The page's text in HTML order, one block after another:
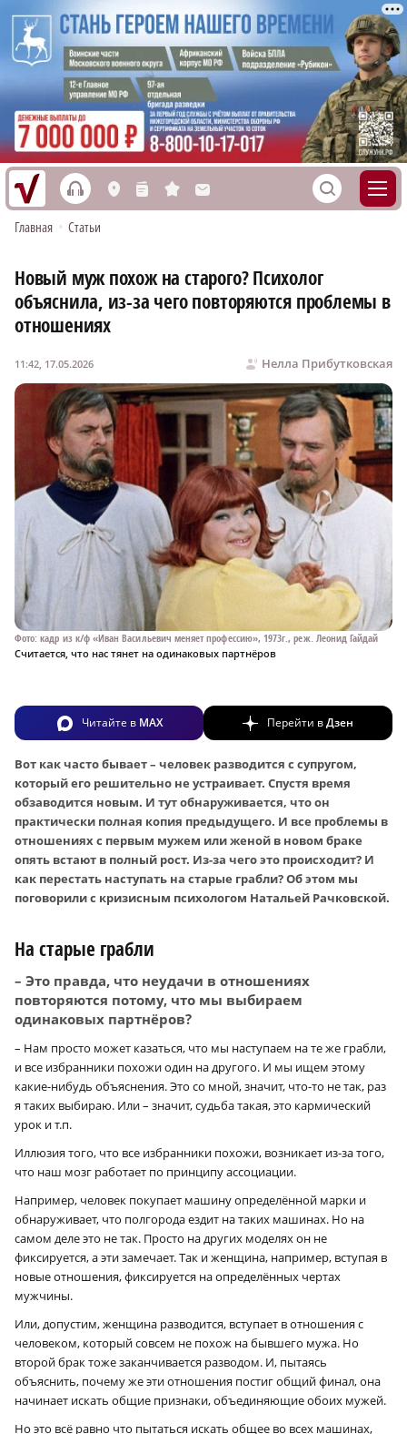
h L n s M S
Главная • Статьи
Новый муж похож на старого? Психолог
объяснила, из-за чего повторяются проблемы в
отношениях
Нелла Прибутковская
11:42, 17.05.2026
Фото: кадр из к/ф «Иван Васильевич меняет профессию», 1973г., реж. Леонид Гайдай
Считается, что нас тянет на одинаковых партнёров
Читайте в MAX Перейти вДзен
Вот как часто бывает – человек разводится с супругом,
который его решительно не устраивает. Спустя время
обзаводится новым. И тут обнаруживается, что он
практически полная копия предыдущего. И все проблемы в
отношениях с первым мужем или женой в новом браке
опять встают в полный рост. Из-за чего это происходит? И
как перестать наступать на старые грабли? Об этом мы
поговорили с кризисным психологом Натальей Рачковской.
На старые грабли
– Это правда, что неудачи в отношениях
повторяются потому, что мы выбираем
одинаковых партнёров?
– Нам просто может казаться, что мы наступаем на те же грабли,
и все избранники похожи один на другого. И мы ищем этому
какие-нибудь объяснения. Это со мной, значит, что-то не так, раз
я таких выбираю. Или – значит, судьба такая, это кармический
урок и т.п.
Иллюзия того, что все избранники похожи, возникает из-за того,
что наш мозг работает по принципу ассоциации.
Например, человек покупает машину определённой марки и
обнаруживает, что полгорода ездит на таких машинах. Но на
самом деле это не так. Просто на других моделях он не
фиксируется, а эти замечает. Так и женщина, например, вступая в
новые отношения, фиксируется на определённых чертах
мужчины.
Или, допустим, женщина разводится, вступает в отношения с
человеком, который совсем не похож на бывшего мужа. Но
второй брак тоже заканчивается разводом. И, пытаясь
объяснить, почему же эти отношения постиг общий финал, она
начинает искать общие признаки, объединяющие обоих мужей.
Но это всё равно что пытаться искать общее во всех машинах,